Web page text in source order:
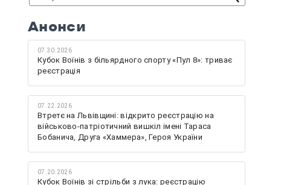
Анонси
07.30.2026
Кубок Воїнів з більярдного спорту «Пул 8»: триває
реєстрація
07.22.2026
Втретє на Львівщині: відкрито реєстрацію на
військово-патріотичний вишкіл імені Тараса
Бобанича, Друга «Хаммера», Героя України
07.20.2026
Кубок Воїнів зі стрільби з лука: реєстрацію